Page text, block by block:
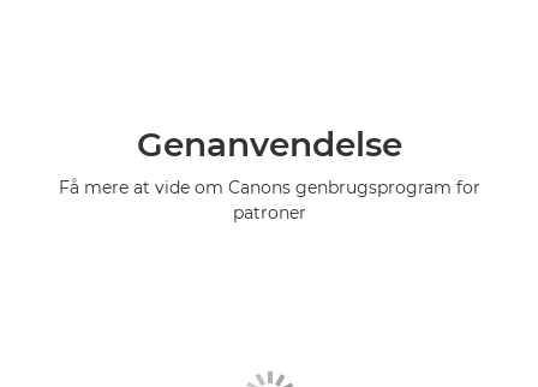
Genanvendelse
Få mere at vide om Canons genbrugsprogram for
patroner